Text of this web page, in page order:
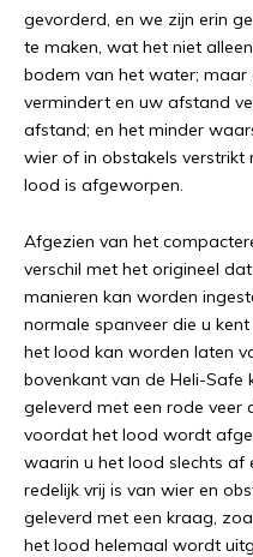
gevorderd, en we zijn erin
te maken, wat het niet
bodem van het water;
vermindert en uw afstand
afstand; en het minder
wier of in obstakels
lood is afgeworpen.
Afgezien van het
verschil met het origineel
manieren kan worden
normale spanveer die u
het lood kan worden laten
bovenkant van de Heli-
geleverd met een rode veer
voordat het lood wordt
waarin u het lood slechts af
redelijk vrij is van wier en
geleverd met een kraag,
het lood helemaal wordt